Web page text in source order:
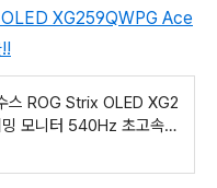
XG259QWPG Ace
스 ROG Strix OLED XG2
모니터 540Hz 초고속